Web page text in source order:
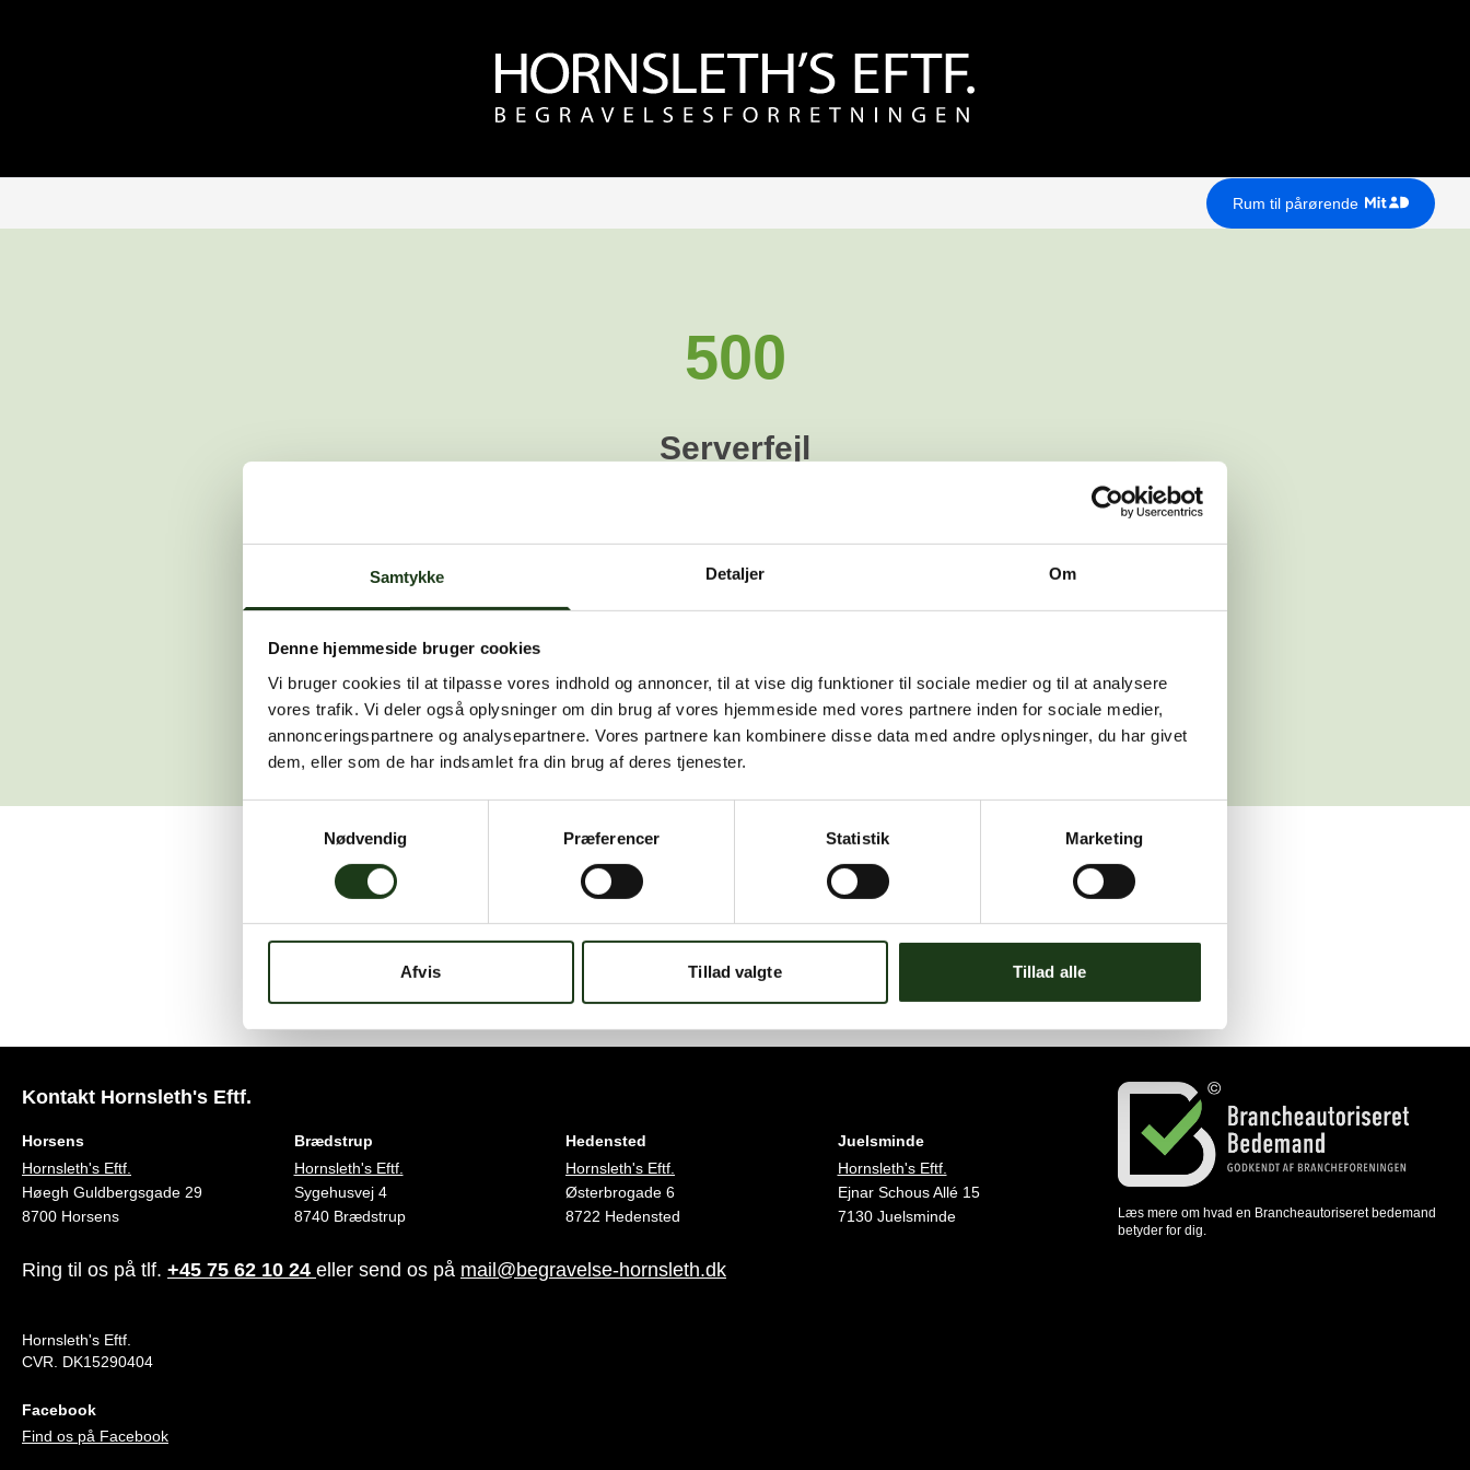
Samtykke Detaljer Om
Denne hjemmeside bruger cookies
Vi bruger cookies til at tilpasse vores indhold og annoncer, til at vise dig funktioner til sociale medier og til at analysere
vores trafik. Vi deler også oplysninger om din brug af vores hjemmeside med vores partnere inden for sociale medier,
annonceringspartnere og analysepartnere. Vores partnere kan kombinere disse data med andre oplysninger, du har givet
dem, eller som de har indsamlet fra din brug af deres tjenester.
Samtykkevalg
Nødvendig
Præferencer Statistik Marketing
Afvis Tillad valgte Tillad alle
Rum til pårørende
500
Serverfejl
Der opstod en intern serverfejl. Vi arbejder på at løse problemet. Prøv venligst igen
Gå til forsiden Gå tilbage
Har du brug for hjælp?
Vi er her for at hjælpe dig. Du er velkommen til at kontakte os, hvis du har spørgsmål eller brug for assistance.
Find nærmeste afdeling
Kontakt Hornsleth's Eftf.
Horsens
Hornsleth's Eftf.
Høegh Guldbergsgade 29
8700 Horsens
Brædstrup
Hornsleth's Eftf.
Sygehusvej 4
8740 Brædstrup
Hedensted
Hornsleth's Eftf.
Østerbrogade 6
8722 Hedensted
Juelsminde
Hornsleth's Eftf.
Ejnar Schous Allé 15
7130 Juelsminde
Ring til os på tlf. +45 75 62 10 24 eller send os på mail@begravelse-hornsleth.dk
Hornsleth's Eftf.
CVR. DK15290404
Facebook
Find os på Facebook
Læs mere om hvad en Brancheautoriseret bedemand
betyder for dig.